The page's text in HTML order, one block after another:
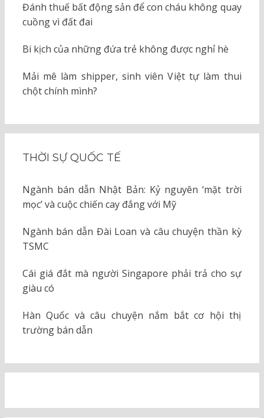
Đánh thuế bất động sản để con cháu không quay
cuồng vì đất đai
Bi kịch của những đứa trẻ không được nghỉ hè
Mải mê làm shipper, sinh viên Việt tự làm thui
chột chính mình?
THỜI SỰ QUỐC TẾ
Ngành bán dẫn Nhật Bản: Kỷ nguyên ‘mặt trời
mọc’ và cuộc chiến cay đắng với Mỹ
Ngành bán dẫn Đài Loan và câu chuyện thần kỳ
TSMC
Cái giá đắt mà người Singapore phải trả cho sự
giàu có
Hàn Quốc và câu chuyện nắm bắt cơ hội thị
trường bán dẫn